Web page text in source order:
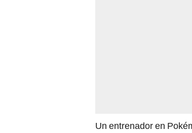
Un entrenador en